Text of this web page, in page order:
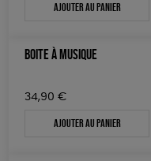
Ajouter au panier
BOITE À MUSIQUE
34,90 €
Ajouter au panier